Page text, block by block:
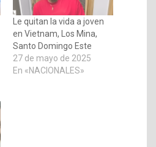
Le quitan la vida a joven
en Vietnam, Los Mina,
Santo Domingo Este
27 de mayo de 2025
En «NACIONALES»